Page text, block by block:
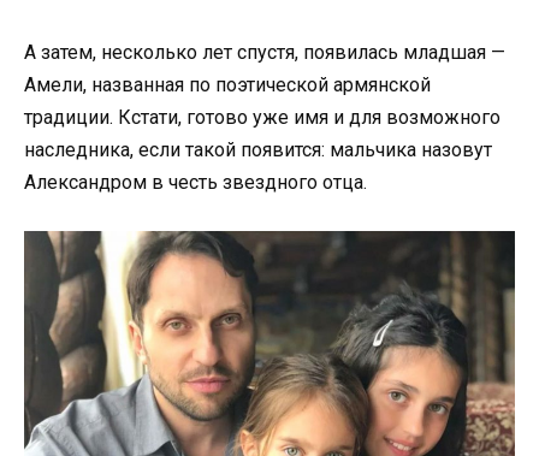
А затем, несколько лет спустя, появилась младшая —
Амели, названная по поэтической армянской
традиции. Кстати, готово уже имя и для возможного
наследника, если такой появится: мальчика назовут
Александром в честь звездного отца.